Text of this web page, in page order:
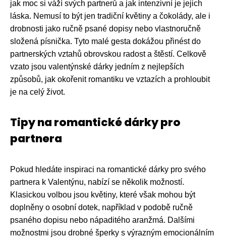
jak moc si váží svých partnerů a jak intenzivní je jejich
láska. Nemusí to být jen tradiční květiny a čokolády, ale i
drobnosti jako ručně psané dopisy nebo vlastnoručně
složená písnička. Tyto malé gesta dokážou přinést do
partnerských vztahů obrovskou radost a štěstí. Celkově
vzato jsou valentýnské dárky jedním z nejlepších
způsobů, jak okořenit romantiku ve vztazích a prohloubit
je na celý život.
Tipy na romantické dárky pro
partnera
Pokud hledáte inspiraci na romantické dárky pro svého
partnera k Valentýnu, nabízí se několik možností.
Klasickou volbou jsou květiny, které však mohou být
doplněny o osobní dotek, například v podobě ručně
psaného dopisu nebo nápaditého aranžmá. Dalšími
možnostmi jsou drobné šperky s výrazným emocionálním